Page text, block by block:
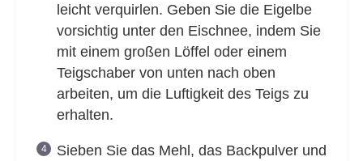
leicht verquirlen. Geben Sie die Eigelbe
vorsichtig unter den Eischnee, indem Sie
mit einem großen Löffel oder einem
Teigschaber von unten nach oben
arbeiten, um die Luftigkeit des Teigs zu
erhalten.
Sieben Sie das Mehl, das Backpulver und